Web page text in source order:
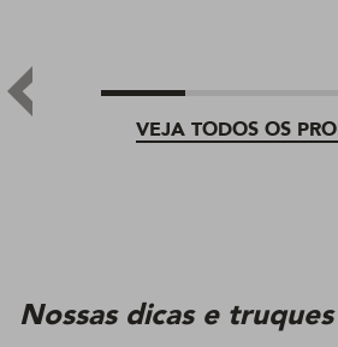
VEJA TODOS OS
Nossas dicas e truques